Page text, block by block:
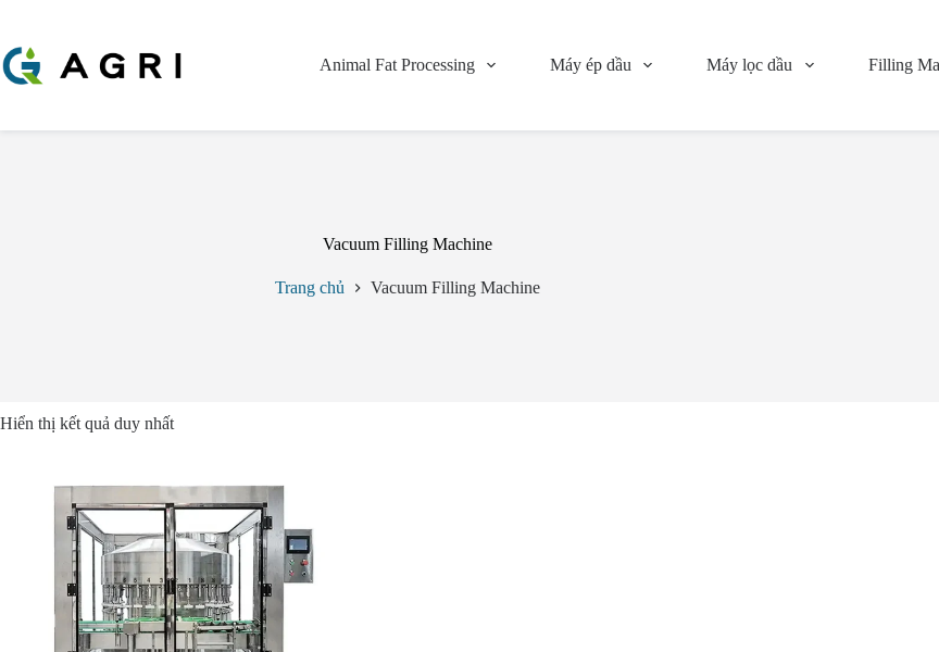
phần
nội
dung
Animal Fat Processing Máy ép dầu Máy lọc dầu Filling
Vacuum Filling Machine
Trang chủ Vacuum Filling Machine
Hiển thị kết quả duy nhất